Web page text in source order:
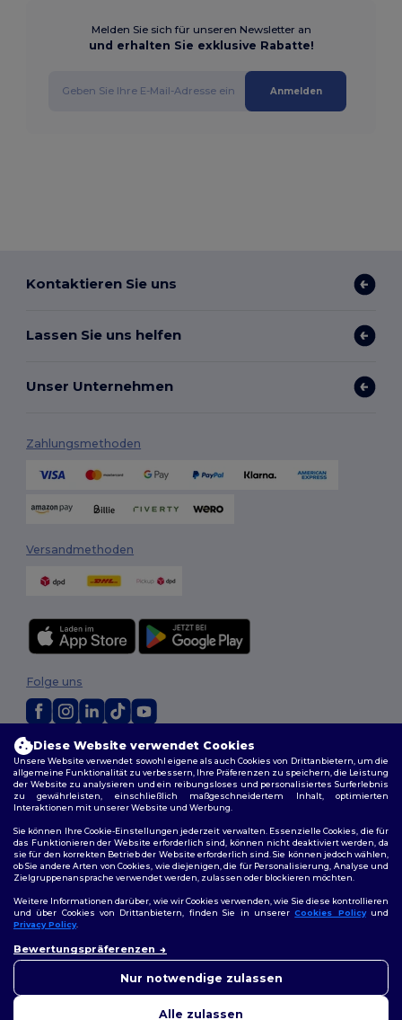
Melden Sie sich für unseren Newsletter an
und erhalten Sie exklusive Rabatte!
Anmelden
Kontaktieren Sie uns
Lassen Sie uns helfen
Unser Unternehmen
Zahlungsmethoden
Versandmethoden
2026. Alle Rechte vorbehalten
Allgemeine Geschäftsbedingungen |Personalisierungsrichtlinien|
Datenschutzbestimmungen| Cookie-Richtlinie|Site Map
Folge uns
Stuttgart | Düsseldorf| Bremen
Diese Website verwendet Cookies
Unsere Website verwendet sowohl eigene als auch Cookies von Drittanbietern, um die
allgemeine Funktionalität zu verbessern, Ihre Präferenzen zu speichern, die Leistung
der Website zu analysieren und ein reibungsloses und personalisiertes Surferlebnis
zu gewährleisten, einschließlich maßgeschneidertem Inhalt, optimierten
Interaktionen mit unserer Website und Werbung.
Sie können Ihre Cookie-Einstellungen jederzeit verwalten. Essenzielle Cookies, die für
das Funktionieren der Website erforderlich sind, können nicht deaktiviert werden, da
sie für den korrekten Betrieb der Website erforderlich sind. Sie können jedoch wählen,
ob Sie andere Arten von Cookies, wie diejenigen, die für Personalisierung, Analyse und
Zielgruppenansprache verwendet werden, zulassen oder blockieren möchten.
Weitere Informationen darüber, wie wir Cookies verwenden, wie Sie diese kontrollieren
und über Cookies von Drittanbietern, finden Sie in unsererCookies Policyund
Privacy Policy.
Bewertungspräferenzen
Nur notwendige zulassen
Alle zulassen
uns jederzeit kontaktieren.
Ihnen zu helfen.